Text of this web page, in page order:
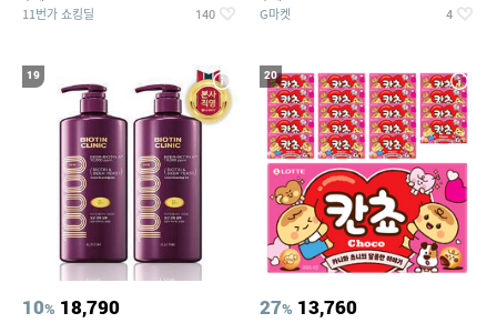
11번가 쇼킹딜 140 G마켓 4
19
10% 18,790
20
27% 13,760